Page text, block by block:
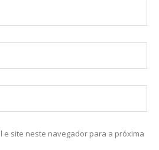
e site neste navegador para a próxima